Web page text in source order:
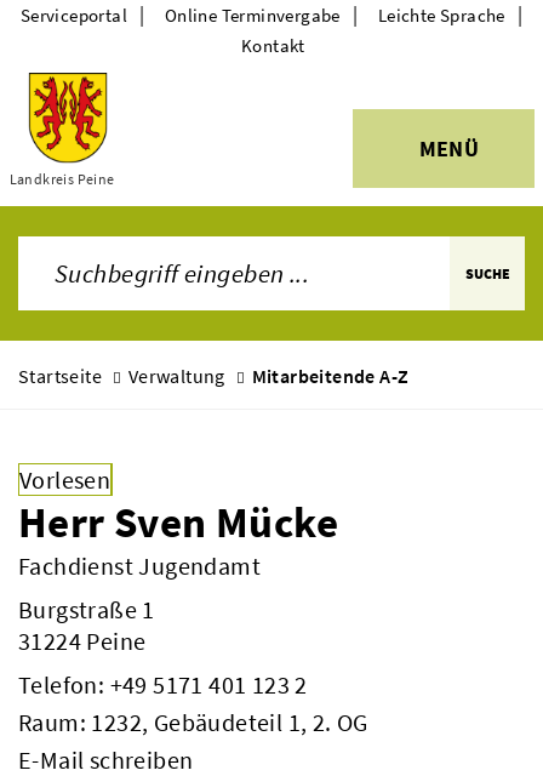
Themen
Landkreis Peine
MENÜ
Serviceportal | Online Terminvergabe | Leichte Sprache |
Kontakt
SUCHE
Startseite Verwaltung Mitarbeitende A-Z
Vorlesen
Herr Sven Mücke
Fachdienst Jugendamt
Burgstraße 1
31224 Peine
Telefon: +49 5171 401 123 2
Raum: 1232, Gebäudeteil 1, 2. OG
E-Mail schreiben